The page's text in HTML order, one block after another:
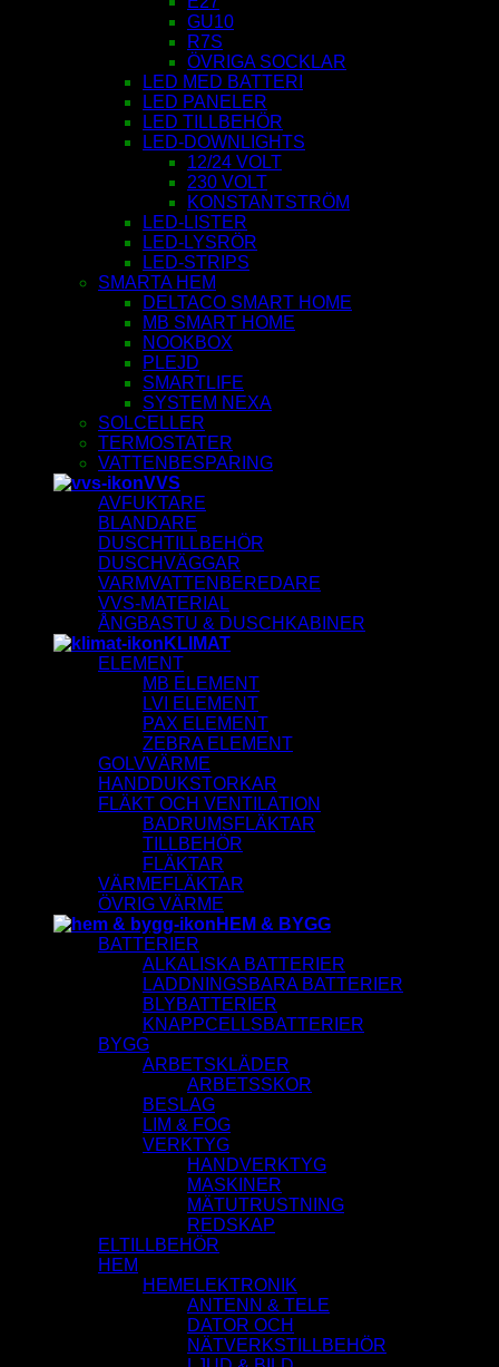
GU10
R7S
ÖVRIGA SOCKLAR
LED MED BATTERI
LED PANELER
LED TILLBEHÖR
LED-DOWNLIGHTS
12/24 VOLT
230 VOLT
KONSTANTSTRÖM
LED-LISTER
LED-LYSRÖR
LED-STRIPS
SMARTA HEM
DELTACO SMART HOME
MB SMART HOME
NOOKBOX
PLEJD
SMARTLIFE
SYSTEM NEXA
SOLCELLER
TERMOSTATER
VATTENBESPARING
VVS
AVFUKTARE
BLANDARE
DUSCHTILLBEHÖR
DUSCHVÄGGAR
VARMVATTENBEREDARE
VVS-MATERIAL
ÅNGBASTU & DUSCHKABINER
KLIMAT
ELEMENT
MB ELEMENT
LVI ELEMENT
PAX ELEMENT
ZEBRA ELEMENT
GOLVVÄRME
HANDDUKSTORKAR
FLÄKT OCH VENTILATION
BADRUMSFLÄKTAR
TILLBEHÖR
FLÄKTAR
VÄRMEFLÄKTAR
ÖVRIG VÄRME
HEM & BYGG
BATTERIER
ALKALISKA BATTERIER
LADDNINGSBARA BATTERIER
BLYBATTERIER
KNAPPCELLSBATTERIER
BYGG
ARBETSKLÄDER
ARBETSSKOR
BESLAG
LIM & FOG
VERKTYG
HANDVERKTYG
MASKINER
MÄTUTRUSTNING
REDSKAP
ELTILLBEHÖR
HEM
HEMELEKTRONIK
ANTENN & TELE
DATOR OCH
NÄTVERKSTILLBEHÖR